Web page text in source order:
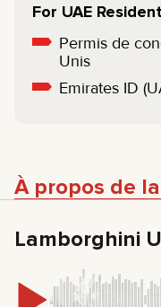
For UAE
Permis de
Unis
Emirates ID
À propos de
Lamborghini